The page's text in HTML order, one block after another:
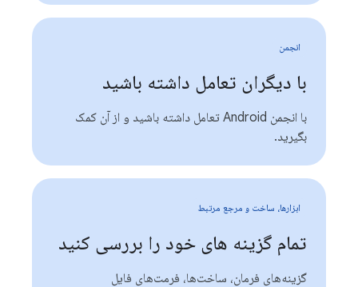
انجمن
با دیگران تعامل داشته باشید
با انجمن Android تعامل داشته باشید و از آن کمک
بگیرید.
ابزارها، ساخت و مرجع مرتبط
تمام گزینه های خود را بررسی کنید
گزینه‌های فرمان، ساخت‌ها، فرمت‌های فایل